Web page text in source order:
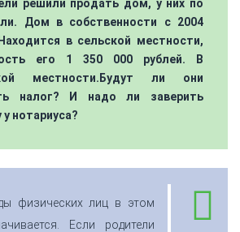
решили продать дом, у них по
Дом в собственности с 2004
в сельской местности,
его 1 350 000 рублей. В
местности.Будут ли они
налог? И надо ли заверить
у нотариуса?
физических лиц в этом
Если родители